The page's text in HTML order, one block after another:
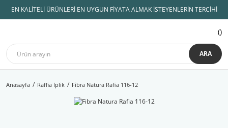
EN KALİTELİ ÜRÜNLERİ EN UYGUN FİYATA ALMAK İSTEYENLERİN TERCİHİ
ARA
Anasayfa Raffia İplik Fibra Natura Rafia 116-12